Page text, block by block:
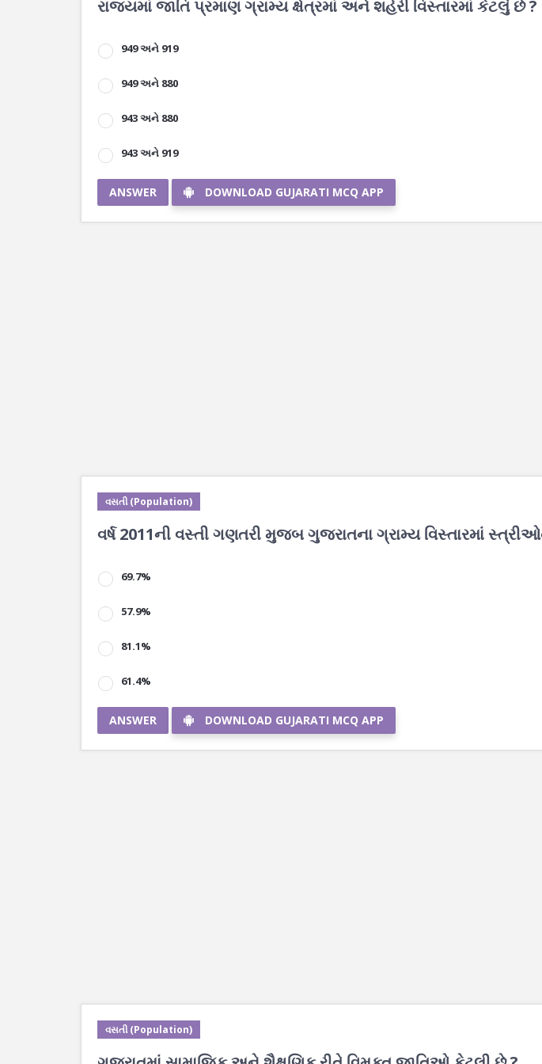
રાજ્યમાં જાતિ પ્રમાણ ગ્રામ્ય ક્ષેત્રમાં અને શહેરી વિસ્તારમાં કેટલું છે ?
949 અને 919
949 અને 880
943 અને 880
943 અને 919
ANSWER DOWNLOAD GUJARATI MCQ APP
વસતી (Population)
વર્ષ 2011ની વસ્તી ગણતરી મુજબ ગુજરાતના ગ્રામ્ય વિસ્તારમાં
69.7%
57.9%
81.1%
61.4%
ANSWER DOWNLOAD GUJARATI MCQ APP
વસતી (Population)